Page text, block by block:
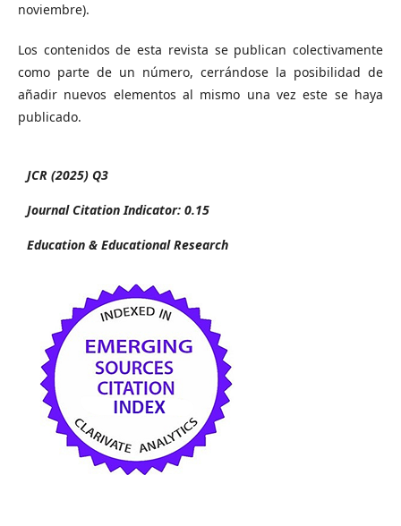
noviembre).
Los contenidos de esta revista se publican colectivamente
como parte de un número, cerrándose la posibilidad de
añadir nuevos elementos al mismo una vez este se haya
publicado.
JCR (2025) Q3
Journal Citation Indicator: 0.15
Education & Educational Research